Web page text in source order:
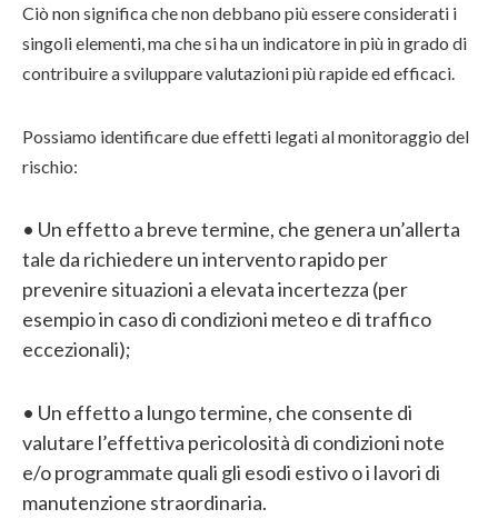
Ciò non significa che non debbano più essere considerati i
singoli elementi, ma che si ha un indicatore in più in grado di
contribuire a sviluppare valutazioni più rapide ed efficaci.
Possiamo identificare due effetti legati al monitoraggio del
rischio:
• Un effetto a breve termine, che genera un’allerta
tale da richiedere un intervento rapido per
prevenire situazioni a elevata incertezza (per
esempio in caso di condizioni meteo e di traffico
eccezionali);
• Un effetto a lungo termine, che consente di
valutare l’effettiva pericolosità di condizioni note
e/o programmate quali gli esodi estivo o i lavori di
manutenzione straordinaria.